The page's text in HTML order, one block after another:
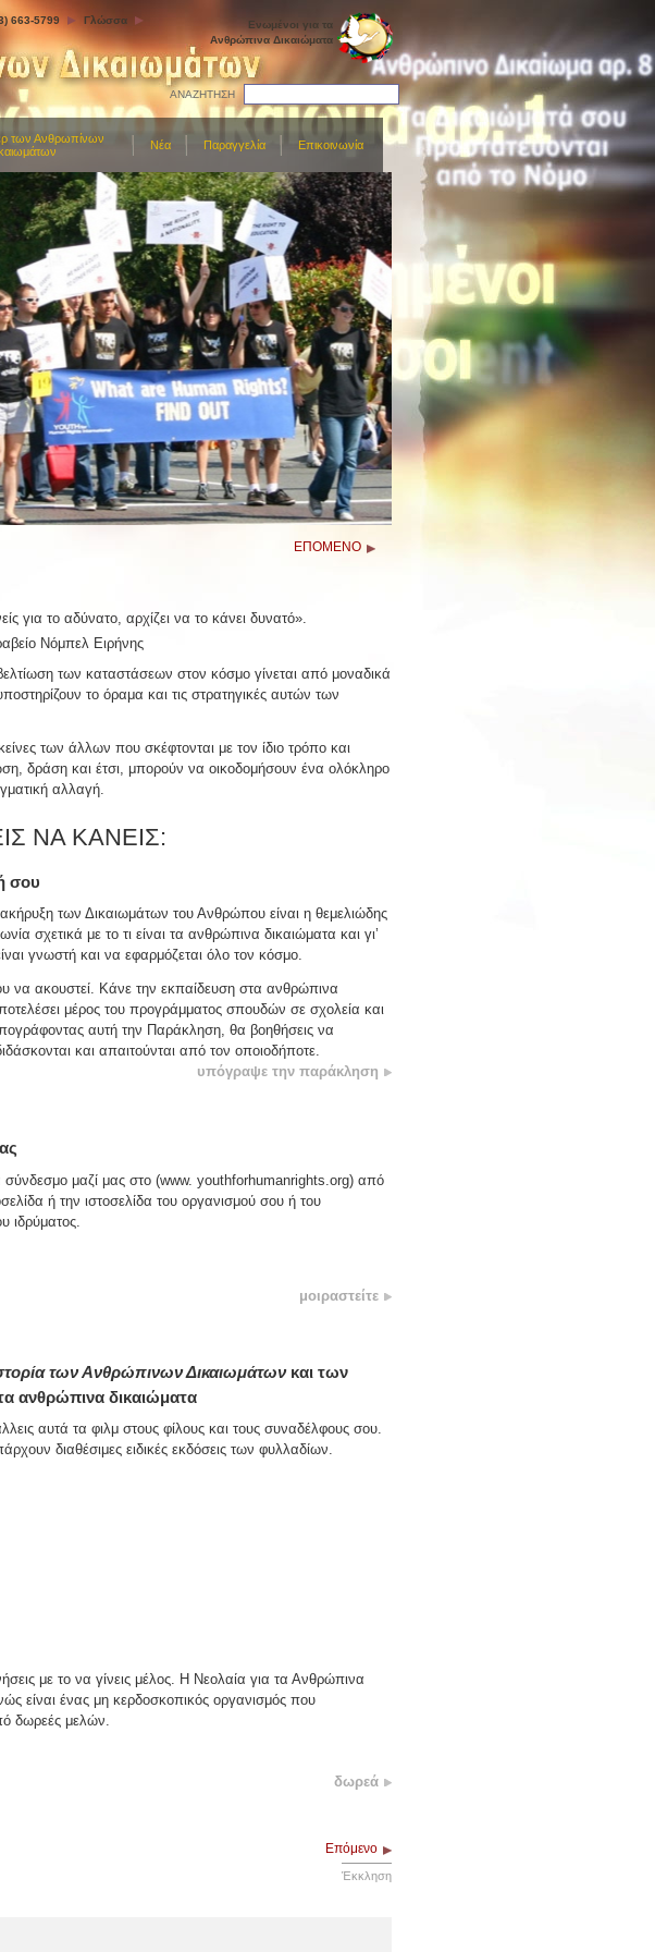
663-5799 Γλώσσα
Ενωμένοι για τα
Ανθρώπινα Δικαιώματα
ΑΝΑΖΗΤΗΣΗ
των Ανθρωπίνων
Νέα Παραγγελία Επικοινωνία
ΕΠΟΜΕΝΟ
για το αδύνατο, αρχίζει να το κάνει δυνατό».
Νόμπελ Ειρήνης
των καταστάσεων στον κόσμο γίνεται από μοναδικά
το όραμα και τις στρατηγικές αυτών των
των άλλων που σκέφτονται με τον ίδιο τρόπο και
δράση και έτσι, μπορούν να οικοδομήσουν ένα ολόκληρο
αλλαγή.
ΝΑ ΚΑΝΕΙΣ:
σου
των Δικαιωμάτων του Ανθρώπου είναι η θεμελιώδης
σχετικά με το τι είναι τα ανθρώπινα δικαιώματα και γι’
γνωστή και να εφαρμόζεται όλο τον κόσμο.
να ακουστεί. Κάνε την εκπαίδευση στα ανθρώπινα
μέρος του προγράμματος σπουδών σε σχολεία και
αυτή την Παράκληση, θα βοηθήσεις να
και απαιτούνται από τον οποιοδήποτε.
υπόγραψε την παράκληση
σύνδεσμο μαζί μας στο (www. youthforhumanrights.org) από
ή την ιστοσελίδα του οργανισμού σου ή του
ιδρύματος.
μοιραστείτε
των Ανθρώπινων Δικαιωμάτωνκαι των
ανθρώπινα δικαιώματα
αυτά τα φιλμ στους φίλους και τους συναδέλφους σου.
διαθέσιμες ειδικές εκδόσεις των φυλλαδίων.
με το να γίνεις μέλος. Η Νεολαία για τα Ανθρώπινα
είναι ένας μη κερδοσκοπικός οργανισμός που
δωρεές μελών.
δωρεά
Επόμενο
Έκκληση